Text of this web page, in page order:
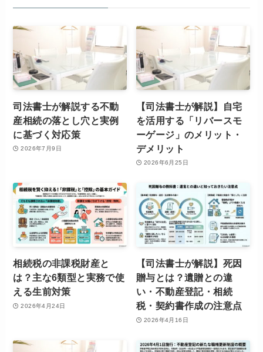
司法書士が解説する不動
産相続の落とし穴と実例
に基づく対応策
2026年7月9日
【司法書士が解説】自宅
を活用する「リバースモ
ーゲージ」のメリット・
デメリット
2026年6月25日
相続税の非課税財産と
は？主な6類型と実務で使
える生前対策
2026年4月24日
【司法書士が解説】死因
贈与とは？遺贈との違
い・不動産登記・相続
税・契約書作成の注意点
2026年4月16日